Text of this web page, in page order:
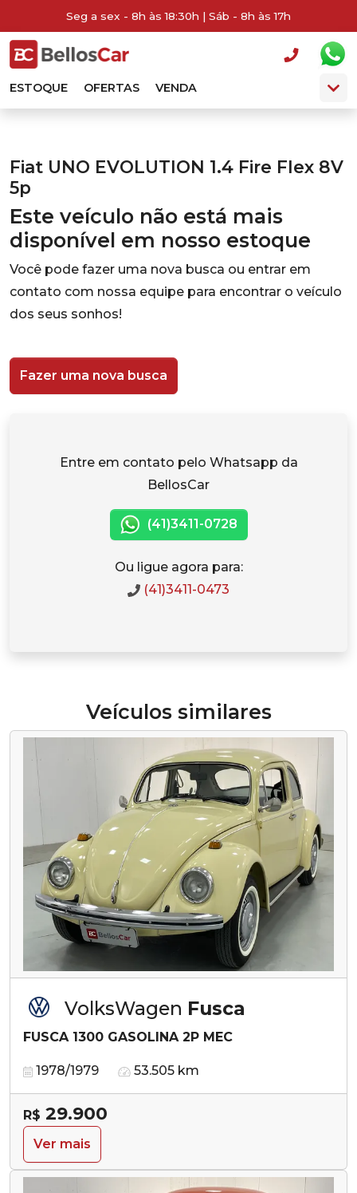
Seg a sex - 8h às 18:30h | Sáb - 8h às 17h
ESTOQUE OFERTAS VENDA
Fiat UNO EVOLUTION 1.4 Fire Flex 8V
5p
Este veículo não está mais
disponível em nosso estoque
Você pode fazer uma nova busca ou entrar em
contato com nossa equipe para encontrar o veículo
dos seus sonhos!
Fazer uma nova busca
Entre em contato pelo Whatsapp da
BellosCar
(41)3411-0728
Ou ligue agora para:
(41)3411-0473
Veículos similares
VolksWagen Fusca
FUSCA 1300 GASOLINA 2P MEC
1978/1979 53.505 km
R$ 29.900
Ver mais